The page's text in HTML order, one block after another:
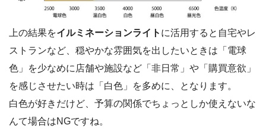
上の結果をイルミネーションライト に活用すると自宅やレ
ストランなど、穏やかな雰囲気を出したいときは「電球
色」を少なめに店舗や施設など「非日常」や「購買意欲」
を感じさせたい時は「白色」を多めに、となります。
白色が好きだけど、予算の関係でちょっとしか使えないな
んて場合はNGですね。